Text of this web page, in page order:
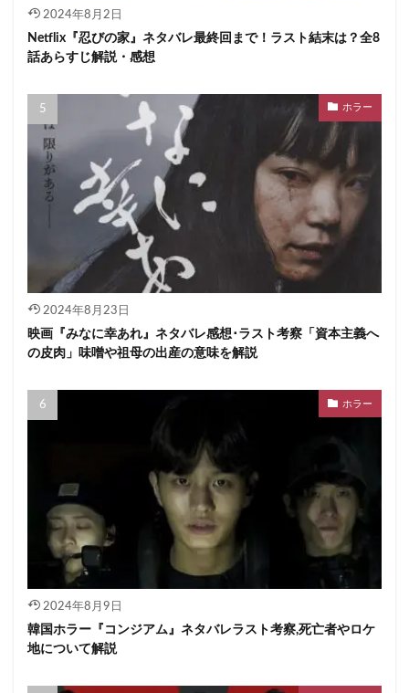
2024年8月2日
Netflix『忍びの家』ネタバレ最終回まで！ラスト結末は？全8
話あらすじ解説・感想
ホラー
2024年8月23日
映画『みなに幸あれ』ネタバレ感想･ラスト考察「資本主義へ
の皮肉」味噌や祖母の出産の意味を解説
ホラー
2024年8月9日
韓国ホラー『コンジアム』ネタバレラスト考察,死亡者やロケ
地について解説